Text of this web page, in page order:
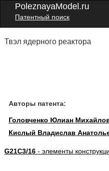
PoleznayaModel.ru
Патентный поиск
Твэл ядерного реактора
Авторы патента:
Головченко Юлиан
Кислый Владислав
G21C3/16- элементы